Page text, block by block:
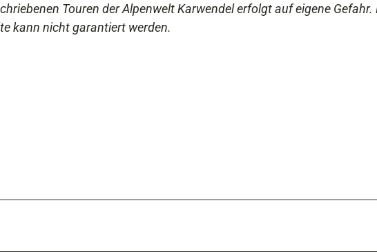
Touren der Alpenwelt Karwendel erfolgt auf eigene Gefahr.
kann nicht garantiert werden.